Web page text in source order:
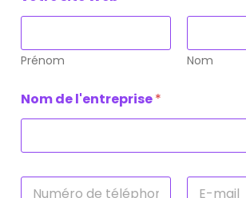
Prénom Nom
r
é
t
o
Nom de l'entreprise*
N